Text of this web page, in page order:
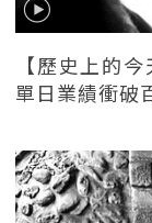
【歷史上的
單日業績衝破